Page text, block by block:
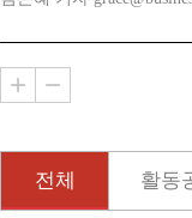
전체 활동